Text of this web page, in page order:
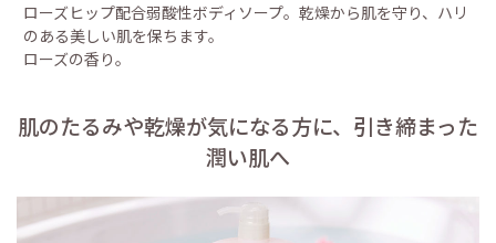
ローズヒップ配合弱酸性ボディソープ。乾燥から肌を守り、ハリ
のある美しい肌を保ちます。
ローズの香り。
肌のたるみや乾燥が気になる方に、引き締まった
潤い肌へ